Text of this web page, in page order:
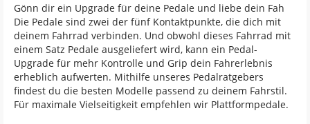
Gönn dir ein Upgrade für deine Pedale und liebe dein Fah
Die Pedale sind zwei der fünf Kontaktpunkte, die dich mit
deinem Fahrrad verbinden. Und obwohl dieses Fahrrad mit
einem Satz Pedale ausgeliefert wird, kann ein Pedal-
Upgrade für mehr Kontrolle und Grip dein Fahrerlebnis
erheblich aufwerten. Mithilfe unseres Pedalratgebers
findest du die besten Modelle passend zu deinem Fahrstil.
Für maximale Vielseitigkeit empfehlen wir Plattformpedale.